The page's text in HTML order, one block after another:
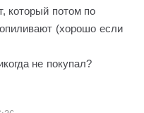
который потом по
(хорошо если
не покупал?